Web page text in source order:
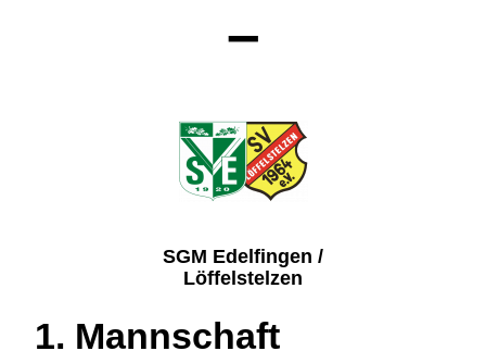
–
SGM Edelfingen /
Löffelstelzen
1. Mannschaft